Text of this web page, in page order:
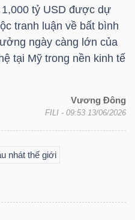
tỷ USD được dự
tranh luận về bất bình
ngày càng lớn của
tại Mỹ trong nền kinh tế
Vương Đông
FILI - 09:53 13/06/2026
nhát thế giới